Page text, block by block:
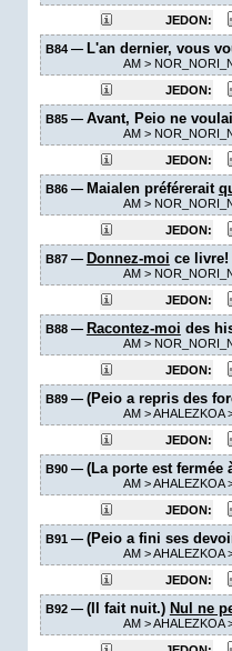
JEDON:
B84 — L'an dernier, vous
AM>
JEDON:
B85 — Avant, Peio ne
AM>
JEDON:
B86 — Maialen préférerait
AM>
JEDON:
B87 — Donnez-moi ce livre!
AM>
JEDON:
B88 — Racontez-moi des
AM>
JEDON:
B89 — (Peio a repris des
AM> AHALEZKOA
JEDON:
B90 — (La porte est fermée
AM> AHALEZKOA
JEDON:
B91 — (Peio a fini ses
AM> AHALEZKOA
JEDON:
B92 — (Il fait nuit.) Nul ne
AM> AHALEZKOA